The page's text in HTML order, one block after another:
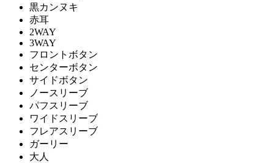
黒カンヌキ
赤耳
2WAY
3WAY
フロントボタン
センターボタン
サイドボタン
ノースリーブ
パフスリーブ
ワイドスリーブ
フレアスリーブ
ガーリー
大人